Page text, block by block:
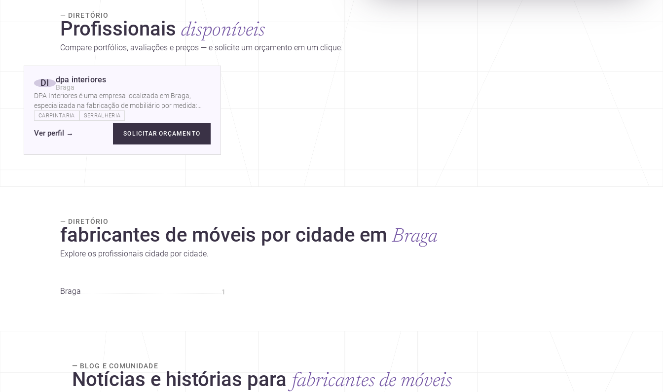
— DIRETÓRIO
Profissionais disponíveis
Compare portfólios, avaliações e preços — e solicite um orçamento em um clique.
DI dpa interiores
Braga
DPA Interiores é uma empresa localizada em Braga,
especializada na fabricação de mobiliário por medida:
cozinhas, roupeiros, casas de…
CARPINTARIA SERRALHERIA
Ver perfil → SOLICITAR ORÇAMENTO
— DIRETÓRIO
fabricantes de móveis por cidade em Braga
Explore os profissionais cidade por cidade.
Braga 1
— BLOG E COMUNIDADE
Notícias e histórias para fabricantes de móveis